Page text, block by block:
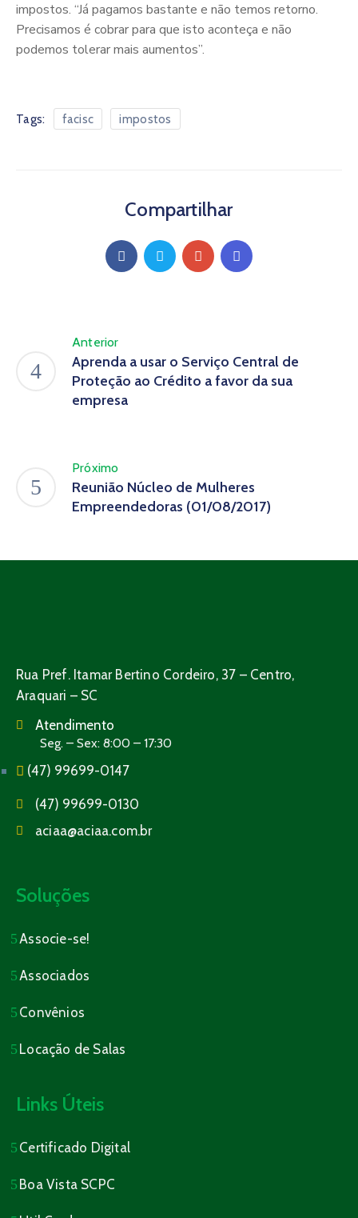
impostos. “Já pagamos bastante e não temos retorno.
Precisamos é cobrar para que isto aconteça e não
podemos tolerar mais aumentos”.
Tags: facisc impostos
Compartilhar
Anterior
Aprenda a usar o Serviço Central de
Proteção ao Crédito a favor da sua
empresa
Próximo
Reunião Núcleo de Mulheres
Empreendedoras (01/08/2017)
Rua Pref. Itamar Bertino Cordeiro, 37 – Centro,
Araquari – SC
Atendimento
Seg. – Sex: 8:00 – 17:30
(47) 99699-0147
(47) 99699-0130
aciaa@aciaa.com.br
Soluções
Associe-se!
Associados
Convênios
Locação de Salas
Links Úteis
Certificado Digital
Boa Vista SCPC